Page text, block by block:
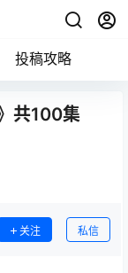
投稿攻略
共100集
关注 私信